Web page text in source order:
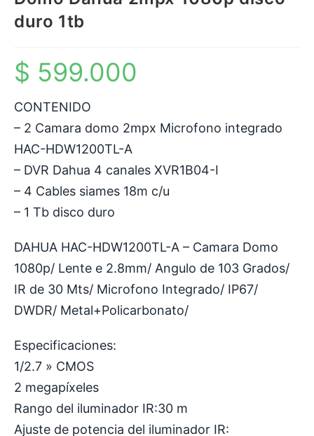
duro 1tb
$ 599.000
CONTENIDO
– 2 Camara domo 2mpx Microfono integrado
HAC-HDW1200TL-A
– DVR Dahua 4 canales XVR1B04-I
– 4 Cables siames 18m c/u
– 1 Tb disco duro
DAHUA HAC-HDW1200TL-A – Camara Domo
1080p/ Lente e 2.8mm/ Angulo de 103 Grados/
IR de 30 Mts/ Microfono Integrado/ IP67/
DWDR/ Metal+Policarbonato/
Especificaciones:
1/2.7 » CMOS
2 megapíxeles
Rango del iluminador IR:30 m
Ajuste de potencia del iluminador IR: